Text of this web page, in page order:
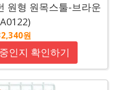
원형 원목스툴-브라운
원
인지 확인하기